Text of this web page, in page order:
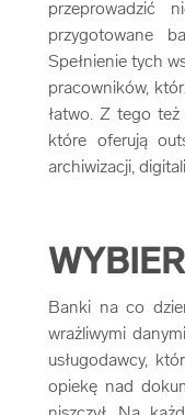
przeprowadzić
przygotowane
Spełnienie tych
pracowników,
łatwo. Z tego
które oferują
archiwizacji,
Banki na co
wrażliwymi
usługodawcy,
opiekę nad